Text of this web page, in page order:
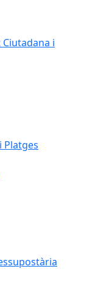
i
Platges